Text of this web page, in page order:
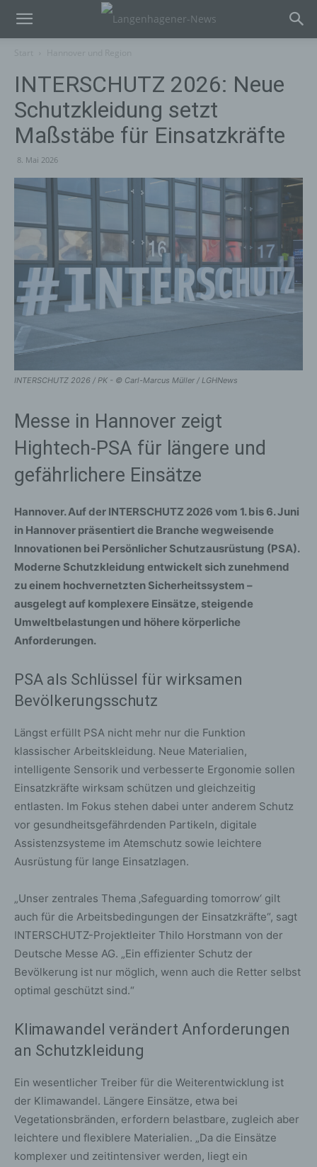
INTERSCHUTZ 2026: Neue
Schutzkleidung setzt
Maßstäbe für Einsatzkräfte
8. Mai 2026
INTERSCHUTZ 2026 / PK - © Carl-Marcus Müller / LGHNews
Messe in Hannover zeigt
Hightech-PSA für längere und
gefährlichere Einsätze
Hannover. Auf der INTERSCHUTZ 2026 vom 1. bis 6. Juni
in Hannover präsentiert die Branche wegweisende
Innovationen bei Persönlicher Schutzausrüstung (PSA).
Moderne Schutzkleidung entwickelt sich zunehmend
zu einem hochvernetzten Sicherheitssystem –
ausgelegt auf komplexere Einsätze, steigende
Umweltbelastungen und höhere körperliche
Anforderungen.
PSA als Schlüssel für wirksamen
Bevölkerungsschutz
Längst erfüllt PSA nicht mehr nur die Funktion
klassischer Arbeitskleidung. Neue Materialien,
intelligente Sensorik und verbesserte Ergonomie sollen
Einsatzkräfte wirksam schützen und gleichzeitig
entlasten. Im Fokus stehen dabei unter anderem Schutz
vor gesundheitsgefährdenden Partikeln, digitale
Assistenzsysteme im Atemschutz sowie leichtere
Ausrüstung für lange Einsatzlagen.
„Unser zentrales Thema ‚Safeguarding tomorrow‘ gilt
auch für die Arbeitsbedingungen der Einsatzkräfte“, sagt
INTERSCHUTZ-Projektleiter Thilo Horstmann von der
Deutsche Messe AG. „Ein effizienter Schutz der
Bevölkerung ist nur möglich, wenn auch die Retter selbst
optimal geschützt sind.“
Klimawandel verändert Anforderungen
an Schutzkleidung
Ein wesentlicher Treiber für die Weiterentwicklung ist
der Klimawandel. Längere Einsätze, etwa bei
Vegetationsbränden, erfordern belastbare, zugleich aber
leichtere und flexiblere Materialien. „Da die Einsätze
komplexer und zeitintensiver werden, liegt ein